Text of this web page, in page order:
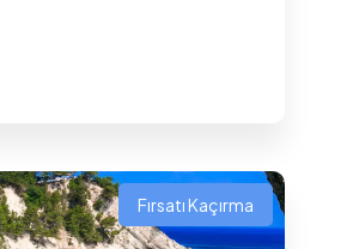
Fırsatı Kaçırma